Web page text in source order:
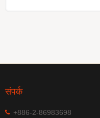
संपर्क
+886-2-86983698